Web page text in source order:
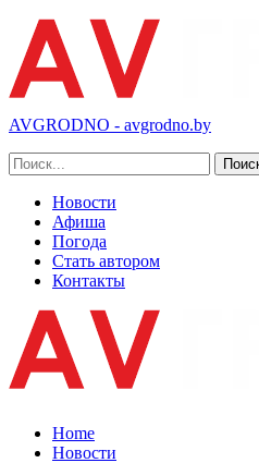
AVGRODNO - avgrodno.by
Новости
Афиша
Погода
Стать автором
Контакты
Home
Новости